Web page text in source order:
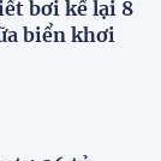
bơi kể lại 8
biển khơi